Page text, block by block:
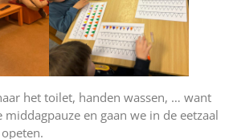
het toilet, handen wassen, … want
en gaan we in de eetzaal